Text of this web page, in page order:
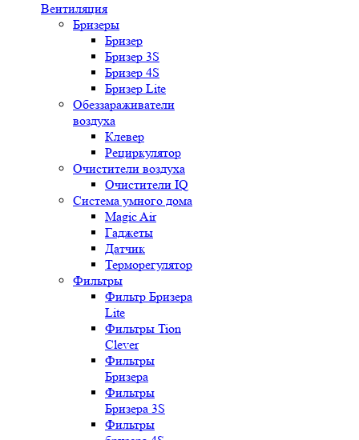
Вентиляция
Бризеры
Бризер
Бризер 3S
Бризер 4S
Бризер Lite
Обеззараживатели
воздуха
Клевер
Рециркулятор
Очистители воздуха
Очистители IQ
Система умного дома
Magic Air
Гаджеты
Датчик
Терморегулятор
Фильтры
Фильтр Бризера
Lite
Фильтры Tion
Clever
Фильтры
Бризера
Фильтры
Бризера 3S
Фильтры